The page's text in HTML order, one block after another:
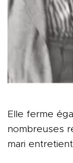
Elle ferme
nombreuses
mari entretient